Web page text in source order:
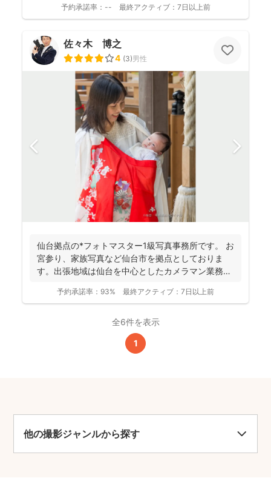
予約承諾率： -- 最終アクティブ： 7日以上前
佐々木 博之
4 (3)男性
仙台拠点の*フォトマスター1級写真事務所です。 お
宮参り、家族写真など仙台市を拠点としておりま
す。出張地域は仙台を中心としたカメラマン業務を
予約承諾率： 93% 最終アクティブ： 7日以上前
全6件を表示
1
他の撮影ジャンルから探す